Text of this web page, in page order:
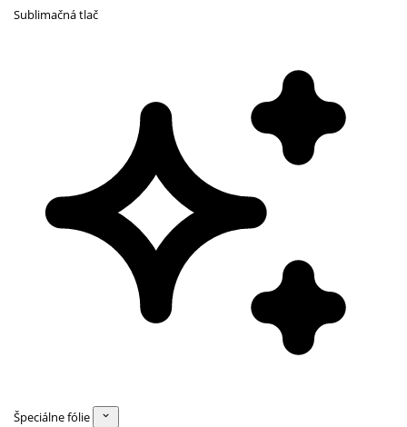
Sublimačná tlač
Špeciálne fólie